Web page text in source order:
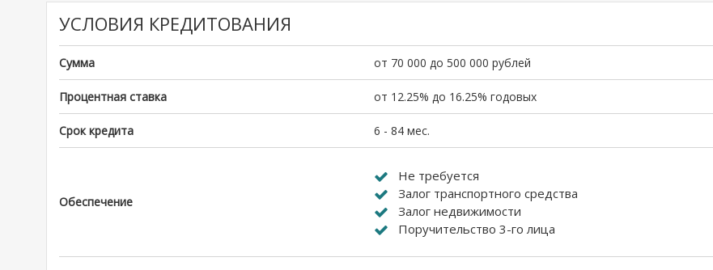
УСЛОВИЯ КРЕДИТОВАНИЯ
Сумма от 70 000 до 500 000 рублей
Процентная ставка от 12.25% до 16.25% годовых
Срок кредита 6 - 84 мес.
Обеспечение
Не требуется
Залог транспортного средства
Залог недвижимости
Поручительство 3-го лица